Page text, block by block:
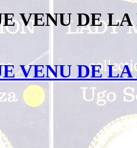
VENU DE
VENU DE